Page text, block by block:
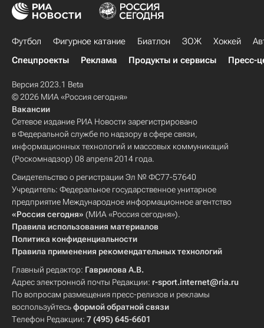
Футбол Фигурное катание Биатлон ЗОЖ Хоккей
Спецпроекты
Реклама Продукты и сервисы Пресс-
Версия 2023.1 Beta
© 2026 МИА «Россия сегодня»
Вакансии
Сетевое издание РИА Новости зарегистрировано
в Федеральной службе по надзору в сфере связи,
информационных технологий и массовых коммуникаций
(Роскомнадзор) 08 апреля 2014 года.
Свидетельство о регистрации Эл № ФС77-57640
Учредитель: Федеральное государственное унитарное
предприятие Международное информационное агентство
«Россия сегодня» (МИА «Россия сегодня»).
Правила использования материалов
Политика конфиденциальности
Правила применения рекомендательных технологий
Главный редактор: Гаврилова А.В.
Адрес электронной почты Редакции: r-sport.internet@ria.ru
По вопросам размещения пресс-релизов и рекламы
воспользуйтесьформой обратной связи
Телефон Редакции: 7 (495) 645-6601